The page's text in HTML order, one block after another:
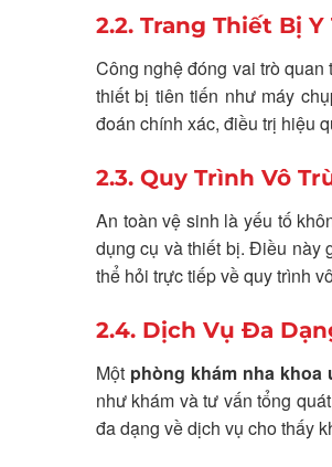
2.2. Trang Thiết Bị
Công nghệ đóng vai trò
thiết bị tiên tiến như máy
đoán chính xác, điều trị hiệu
2.3. Quy Trình Vô
An toàn vệ sinh là yếu tố
dụng cụ và thiết bị. Điều này
thể hỏi trực tiếp về quy trình
2.4. Dịch Vụ Đa
Một phòng khám nha khoa
như khám và tư vấn tổng
đa dạng về dịch vụ cho thấy